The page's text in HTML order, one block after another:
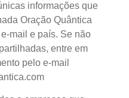
informações que
Oração Quântica
mail e país. Se não
entre em
pelo e-mail